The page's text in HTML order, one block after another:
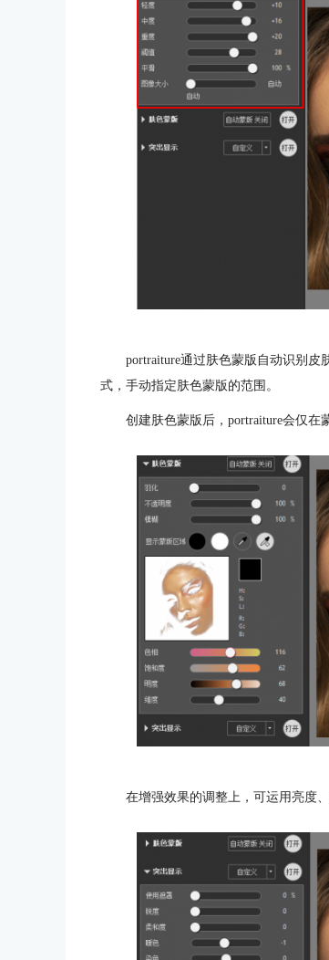
portraiture通过肤色蒙版自动识别
式，手动指定肤色蒙版的范围。
创建肤色蒙版后，portraiture会仅在
在增强效果的调整上，可运用亮度